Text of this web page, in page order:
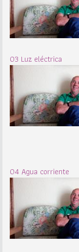
03 Luz eléctrica
04 Agua corriente